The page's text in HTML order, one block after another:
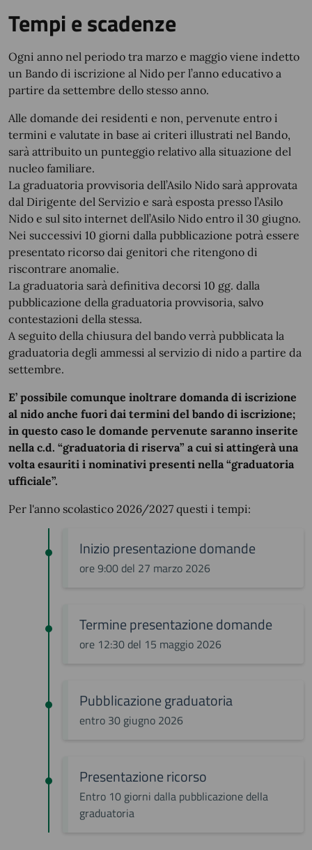
Tempi e scadenze
Ogni anno nel periodo tra marzo e maggio viene indetto
un Bando di iscrizione al Nido per l’anno educativo a
partire da settembre dello stesso anno.
Alle domande dei residenti e non, pervenute entro i
termini e valutate in base ai criteri illustrati nel Bando,
sarà attribuito un punteggio relativo alla situazione del
nucleo familiare.
La graduatoria provvisoria dell’Asilo Nido sarà approvata
dal Dirigente del Servizio e sarà esposta presso l’Asilo
Nido e sul sito internet dell’Asilo Nido entro il 30 giugno.
Nei successivi 10 giorni dalla pubblicazione potrà essere
presentato ricorso dai genitori che ritengono di
riscontrare anomalie.
La graduatoria sarà definitiva decorsi 10 gg. dalla
pubblicazione della graduatoria provvisoria, salvo
contestazioni della stessa.
A seguito della chiusura del bando verrà pubblicata la
graduatoria degli ammessi al servizio di nido a partire da
settembre.
E’ possibile comunque inoltrare domanda di iscrizione
al nido anche fuori dai termini del bando di iscrizione;
in questo caso le domande pervenute saranno inserite
nella c.d. “graduatoria di riserva” a cui si attingerà una
volta esauriti i nominativi presenti nella “graduatoria
ufficiale”.
Per l'anno scolastico 2026/2027 questi i tempi:
Inizio presentazione domande
ore 9:00 del 27 marzo 2026
Termine presentazione domande
ore 12:30 del 15 maggio 2026
Pubblicazione graduatoria
entro 30 giugno 2026
Presentazione ricorso
Entro 10 giorni dalla pubblicazione della
graduatoria